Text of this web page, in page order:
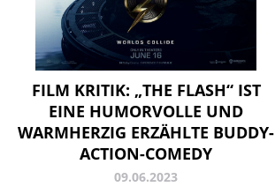
FILM KRITIK: „THE FLASH“ IST
EINE HUMORVOLLE UND
WARMHERZIG ERZÄHLTE BUDDY-
ACTION-COMEDY
09.06.2023